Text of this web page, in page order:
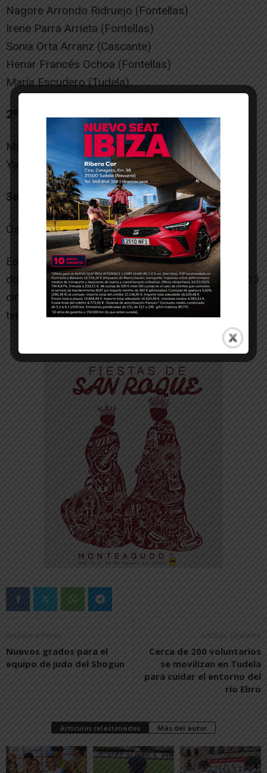
Nagore Arrondo Ridruejo (Fontellas)
Irene Parra Arrieta (Fontellas)
Sonia Orta Arranz (Cascante)
Henar Francés Ochoa (Fontellas)
María Escudero (Tudela)
2º Dan:
Miren Escribano Jiménez (Ablitas)
Yanira De Los Santos Fernández (Fontellas)
3er Dan:
Óscar Pérez Ruiz (Tudela)
Este evento, junto a exhibición de fin de curso
donde se realizó la ceremonia de imposición de 13
cinturones negros fue el broche de oro de la
temporada 2025/26.
Artículo anterior
Nuevos grados para el
equipo de judo del Shogun
Artículo siguiente
Cerca de 200 voluntarios
se movilizan en Tudela
para cuidar el entorno del
río Ebro
Artículos relacionados Más del autor